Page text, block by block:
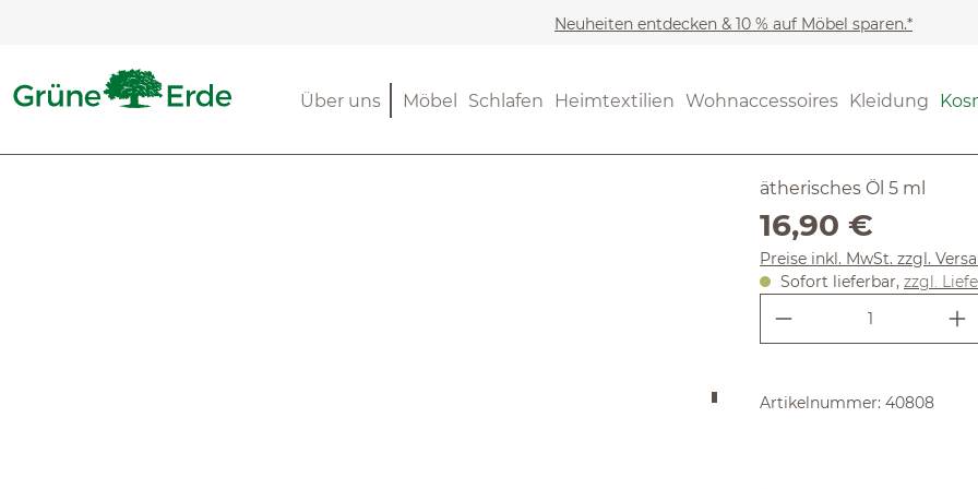
Neuheiten entdecken & 10 % auf Möbel sparen.*
Möbel Schlafen Heimtextilien Wohnaccessoires Kleidung
Über uns (5) 1
ätherisches Öl 5 ml
Regulärer Preis:
16,90 €
Preise inkl. MwSt. zzgl.
Sofort lieferbar, zzgl.
Produkt
Artikelnummer: 40808